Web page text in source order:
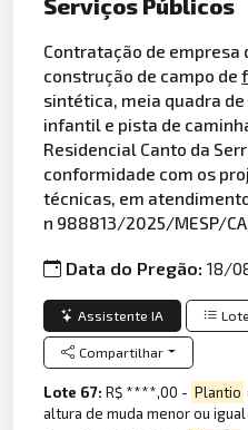
Contratação de empresa
construção de campo de
sintética, meia quadra
infantil e pista de
Residencial Canto da
conformidade com os
técnicas, em
n 988813/2025/MESP/
Data do Pregão:18/
Assistente IA
Compartilhar
Lote 67:R$ ****,00 - Plantio
altura de muda menor ou